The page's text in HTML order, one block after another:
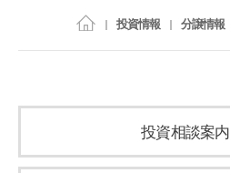
投資情報 分譲情報
投資相談案内